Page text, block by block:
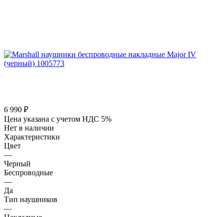
6 990 ₽
Цена указана с учетом НДС 5%
Нет в наличии
Характеристики
Цвет
—
Черный
Беспроводные
—
Да
Тип наушников
—